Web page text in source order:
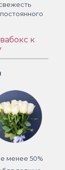
к
менее 50%